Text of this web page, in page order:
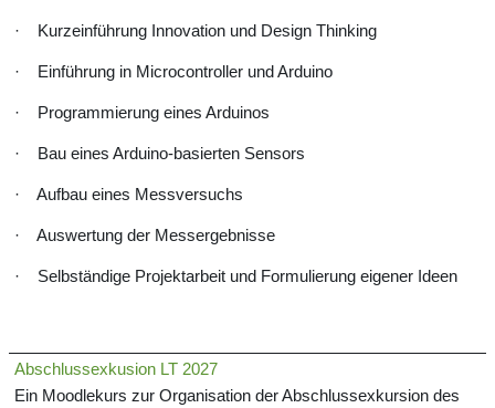
· Kurzeinführung Innovation und Design Thinking
· Einführung in Microcontroller und Arduino
· Programmierung eines Arduinos
· Bau eines Arduino-basierten Sensors
· Aufbau eines Messversuchs
· Auswertung der Messergebnisse
· Selbständige Projektarbeit und Formulierung eigener Ideen
Abschlussexkusion LT 2027
Ein Moodlekurs zur Organisation der Abschlussexkursion des